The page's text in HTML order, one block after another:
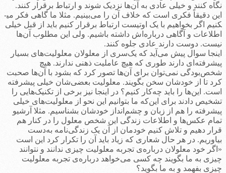
نگاه کنند و خیلی عادی به آن‌ها نزدیک شوند و ارتباط برقرار کنند.
این دقیقاً فکری است که خلاف آن را می‌بینیم. مثلا ما گاهی فکر می­
کنیم اگر بخواهیم با یک اوتیست ارتباط برقرار کنیم باید از قبل خیلی
اطلاعات و آگاهی درباره‌اش داشته باشیم. ولی این مطلوب آن‌ها
نیست. دوست دارند عادی جلوه کنند.
اینجا سوال پیش می‌آید که یک‌سری از معلولان معلولیت‌های بسیار
پیشرفته‌ای دارند طوری که هیچ عاملیت ذهنی ندارند. هیچ
شخص‌بودگی نمی‌توان برای آن‌ها تصور کرد که بشود با آن‌ها صحبت
کرد تا از خودشان سخن بگویند. معلولیت بعضی‌شان خیلی پیشرفته
است. این‌ها را باید چه‌کار کنیم؟ در اینجا نیز برخی از تکنیک‌هایی را
تشخیص دادند برای این‌که ما بتوانیم این نحو از معلولیت‌های خیلی
پیشرفته را هم از زبان و چشم‌انداز خودشان بشناسیم. مثلا آرشیو
تمام عکس‌ها و اطلاعات زندگی این شخص معلول را در کنار هم
قرار دهیم و تلاش کنیم خودمان از آن یک زندگی‌نامه به‌دست
بیاوریم. در هر حال شعاری که زیاد باید آن را تکرار کرد این است
«اگر خود معلولان درباره‌ی تجربه معلولیت چیزی ندانند و نتوانند
چیزی به ما بگویند چه کسی می‌خواهد درباره‌ی تجربه معلولیت
چیزی بفهمد و به ما بگوید؟